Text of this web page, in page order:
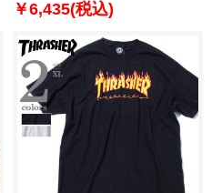
袖Tシャツ【USA直輸入】
￥6,435(税込)